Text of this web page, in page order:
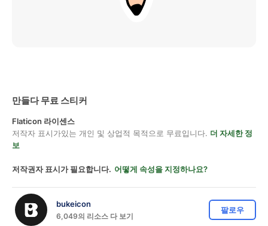
만들다 무료 스티커
Flaticon 라이센스
저작자 표시가있는 개인 및 상업적 목적으로 무료입니다. 더 자세한 정
보
저작권자 표시가 필요합니다. 어떻게 속성을 지정하나요?
bukeicon
6,049의 리소스 다 보기
팔로우